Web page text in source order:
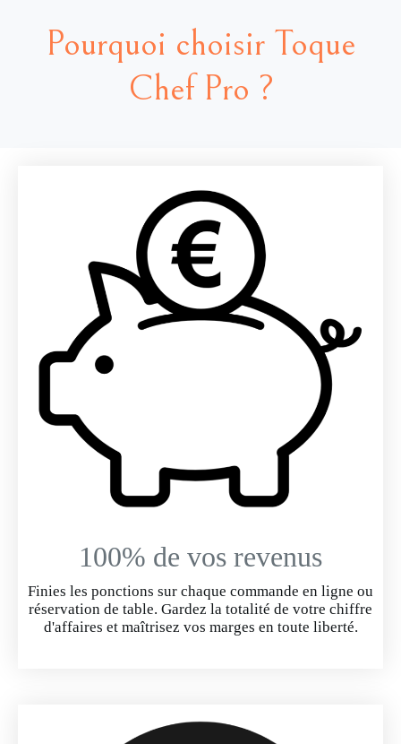
Pourquoi choisir Toque
Chef Pro ?
100% de vos revenus
Finies les ponctions sur chaque commande en ligne ou
réservation de table. Gardez la totalité de votre chiffre
d'affaires et maîtrisez vos marges en toute liberté.